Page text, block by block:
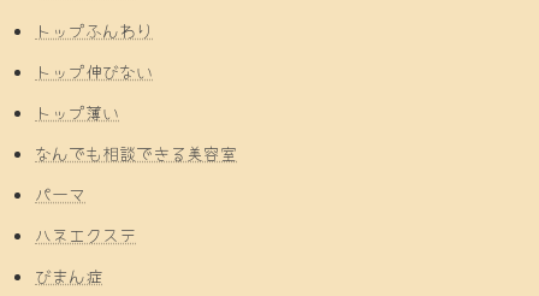
トップふんわり
トップ伸びない
トップ薄い
なんでも相談できる美容室
パーマ
ハネエクステ
びまん症